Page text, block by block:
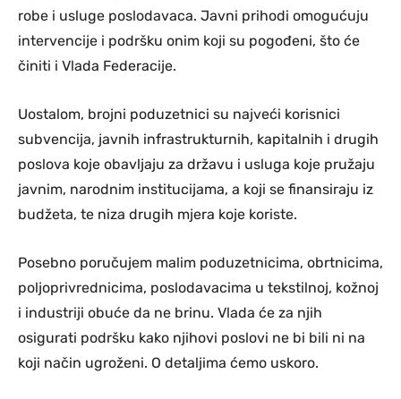
robe i usluge poslodavaca. Javni prihodi omogućuju
intervencije i podršku onim koji su pogođeni, što će
činiti i Vlada Federacije.
Uostalom, brojni poduzetnici su najveći korisnici
subvencija, javnih infrastrukturnih, kapitalnih i drugih
poslova koje obavljaju za državu i usluga koje pružaju
javnim, narodnim institucijama, a koji se finansiraju iz
budžeta, te niza drugih mjera koje koriste.
Posebno poručujem malim poduzetnicima, obrtnicima,
poljoprivrednicima, poslodavacima u tekstilnoj, kožnoj
i industriji obuće da ne brinu. Vlada će za njih
osigurati podršku kako njihovi poslovi ne bi bili ni na
koji način ugroženi. O detaljima ćemo uskoro.